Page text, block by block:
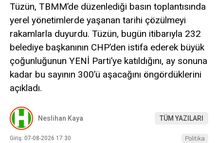
Tüzün, TBMM’de düzenlediği basın toplantısında
yerel yönetimlerde yaşanan tarihi çözülmeyi
rakamlarla duyurdu. Tüzün, bugün itibarıyla 232
belediye başkanının CHP’den istifa ederek büyük
çoğunluğunun YENİ Parti’ye katıldığını, ay sonuna
kadar bu sayının 300’ü aşacağını öngördüklerini
açıkladı.
Neslihan Kaya TÜM YAZILARI
Giriş: 07-08-2026 17:30
Politika